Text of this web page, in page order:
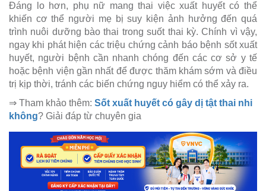
Đáng lo hơn, phụ nữ mang thai việc xuất huyết có thể
khiến cơ thể người mẹ bị suy kiện ảnh hưởng đến quá
trình nuôi dưỡng bào thai trong suốt thai kỳ. Chính vì vậy,
ngay khi phát hiện các triệu chứng cảnh báo bệnh sốt xuất
huyết, người bệnh cần nhanh chóng đến các cơ sở y tế
hoặc bệnh viện gần nhất để được thăm khám sớm và điều
trị kịp thời, tránh các biến chứng nguy hiểm có thể xảy ra.
⇒ Tham khảo thêm: Sốt xuất huyết có gây dị tật thai nhi
không? Giải đáp từ chuyên gia